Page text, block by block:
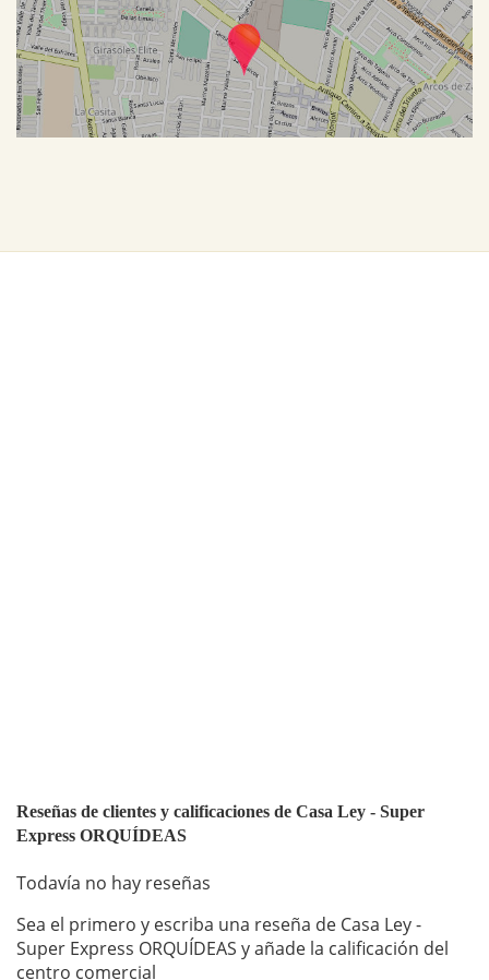
Reseñas de clientes y calificaciones de Casa Ley - Super
Express ORQUÍDEAS
Todavía no hay reseñas
Sea el primero y escriba una reseña de Casa Ley -
Super Express ORQUÍDEAS y añade la calificación del
centro comercial